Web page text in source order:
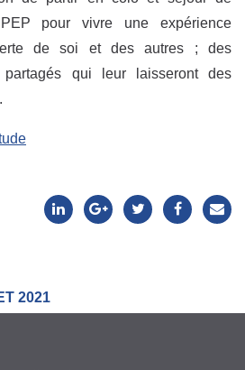
pour vivre une expérience
de soi et des autres ; des
qui leur laisseront des
2021